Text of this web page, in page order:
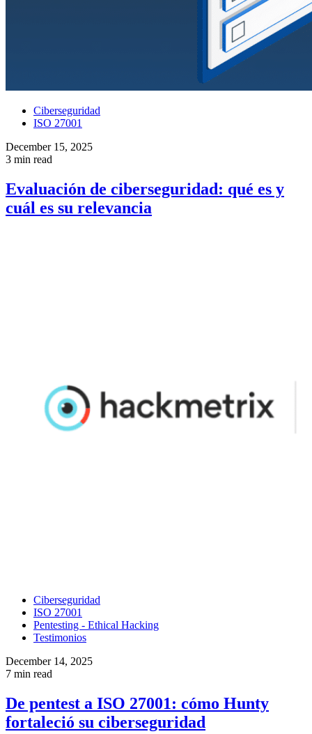
Ciberseguridad
ISO 27001
December 15, 2025
3 min read
Evaluación de ciberseguridad: qué es y
cuál es su relevancia
Ciberseguridad
ISO 27001
Pentesting - Ethical Hacking
Testimonios
December 14, 2025
7 min read
De pentest a ISO 27001: cómo Hunty
fortaleció su ciberseguridad